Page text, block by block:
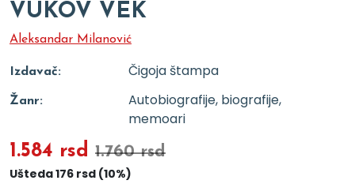
VUKOV VEK
Aleksandar Milanović
Izdavač: Čigoja štampa
Žanr:
Autobiografije, biografije,
memoari
1.584 rsd 1.760 rsd
Ušteda 176 rsd (10%)